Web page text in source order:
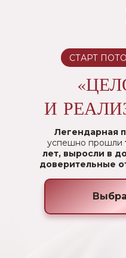
И
СТАРТ
Легендарная
успешно прошли
лет, выросли в
доверительные